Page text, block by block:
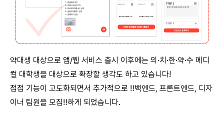
약대생 대상으로 앱/웹 서비스 출시 이후에는 의·치·한·약·수 메디
컬 대학생을 대상으로 확장할 생각도 하고 있습니다!
점점 기능이 고도화되면서 추가적으로 ‼️백엔드, 프론트엔드, 디자
이너 팀원을 모집‼️하게 되었습니다.